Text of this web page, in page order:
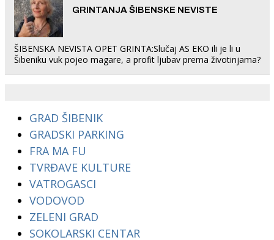
GRINTANJA ŠIBENSKE NEVISTE
ŠIBENSKA NEVISTA OPET GRINTA:Slučaj AS EKO ili je li u
Šibeniku vuk pojeo magare, a profit ljubav prema životinjama?
GRAD ŠIBENIK
GRADSKI PARKING
FRA MA FU
TVRĐAVE KULTURE
VATROGASCI
VODOVOD
ZELENI GRAD
SOKOLARSKI CENTAR